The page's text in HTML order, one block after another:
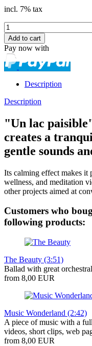
incl. 7% tax
Pay now with
Description
Description
"Un lac
creates a
gentle sounds
Its calming effect makes it
wellness, and meditation
other projects aimed at
Customers who
following products:
The Beauty (3:51)
Ballad with great
from 8,00 EUR
Music Wonderland (2:42)
A piece of music with a
videos, short clips, web
from 8,00 EUR